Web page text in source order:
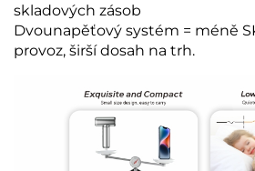
skladových zásob
Dvounapěťový systém = méně
provoz, širší dosah na trh.